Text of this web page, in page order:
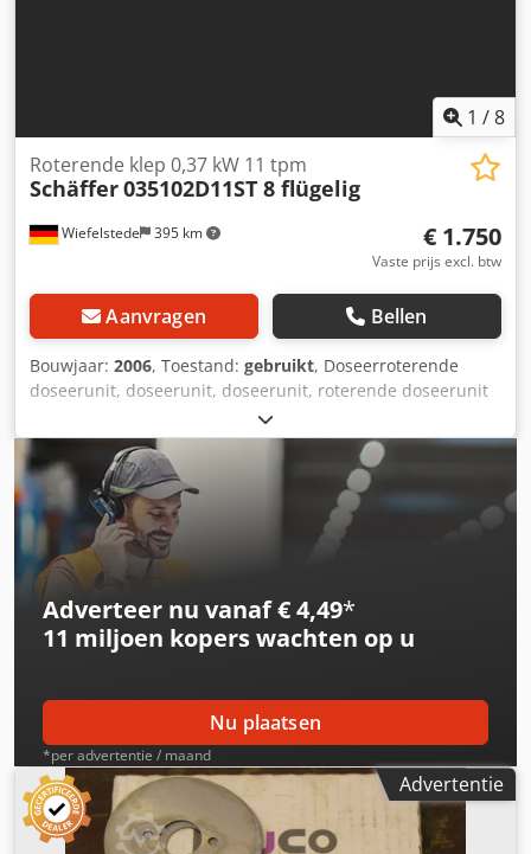
1 /8
Wiefelstede 395 km
Roterende klep 0,37 kW 11 tpm
Schäffer035102D11ST 8 flügelig
€ 1.750
Vaste prijs excl. btw
Aanvragen Bellen
Bouwjaar: 2006, Toestand: gebruikt, Doseerroterende
doseerunit, doseerunit, doseerunit, roterende doseerunit
voor schroeftransporteur, schroeftransporteur,
transportband, transporttechniek, buisvormige
schroeftransporteur -Fabrikant: Schäffer, draaiklep type
035102D11ST met aandrijving -Aandrijfmotor: SEW-
Eurodrive 0,37 kW -Toerental: 1380 / 11 rpm -
Toevoeropening: 200 x 200 mm -Inlaatopening: 200 x 200
mm Dcedpjl A Azkjfx Ab Rok -Totale afmetingen:
1120/300/H300 mm -Gewicht: 117 kg
Adverteer nu vanaf € 4,49*
11 miljoen koperswachten op u
Nu plaatsen
*per advertentie / maand
Advertentie